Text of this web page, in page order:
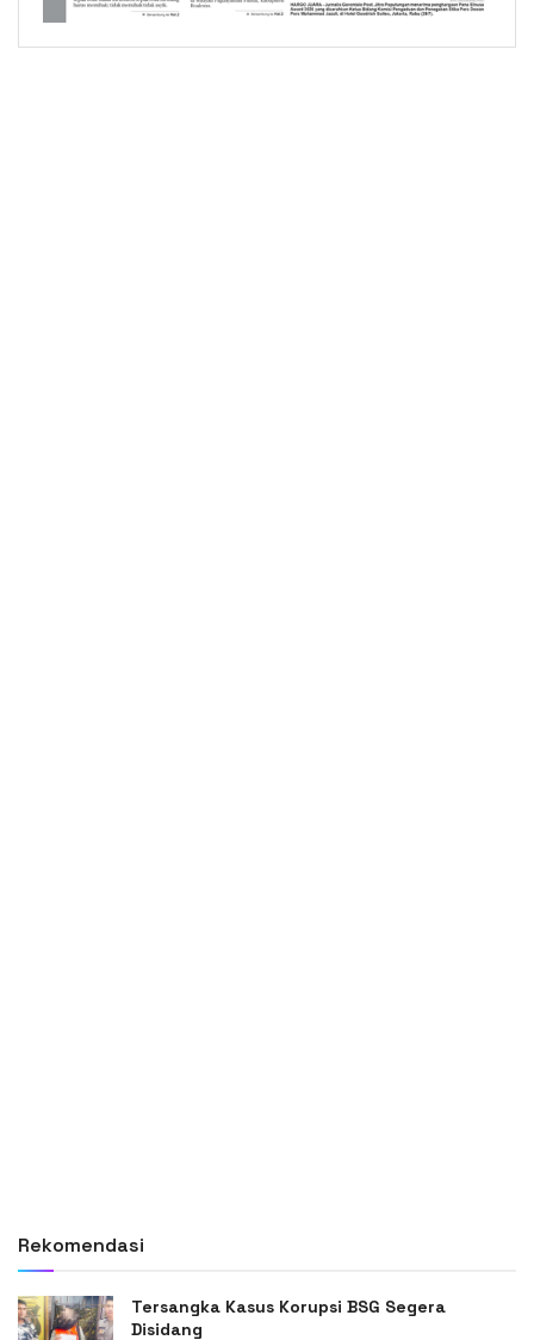
Rekomendasi
Tersangka Kasus Korupsi BSG Segera
Disidang